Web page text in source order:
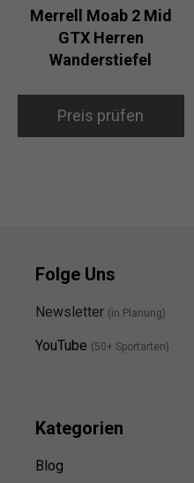
Merrell Moab 2 Mid
GTX Herren
Wanderstiefel
Preis prüfen
Folge Uns
Newsletter (in Planung)
YouTube (50+ Sportarten)
Kategorien
Blog